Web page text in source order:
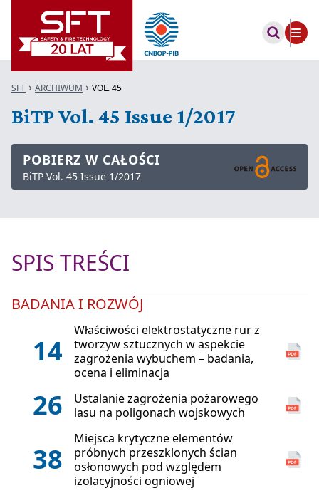
SFT ARCHIWUM VOL. 45
BiTP Vol. 45 Issue 1/2017
POBIERZ W CAŁOŚCI
BiTP Vol. 45 Issue 1/2017
SPIS TREŚCI
BADANIA I ROZWÓJ
14
Właściwości elektrostatyczne rur z
tworzyw sztucznych w aspekcie
zagrożenia wybuchem – badania,
ocena i eliminacja
26
Ustalanie zagrożenia pożarowego
lasu na poligonach wojskowych
38
Miejsca krytyczne elementów
próbnych przeszklonych ścian
osłonowych pod względem
izolacyjności ogniowej